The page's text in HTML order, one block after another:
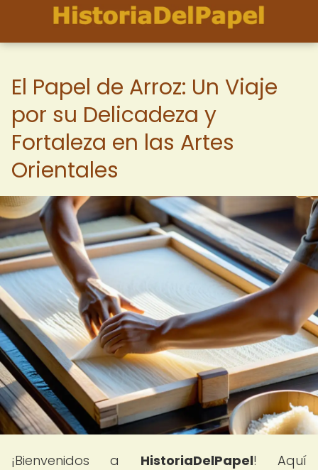
El Papel de Arroz: Un Viaje
por su Delicadeza y
Fortaleza en las Artes
Orientales
¡Bienvenidos a HistoriaDelPapel! Aquí